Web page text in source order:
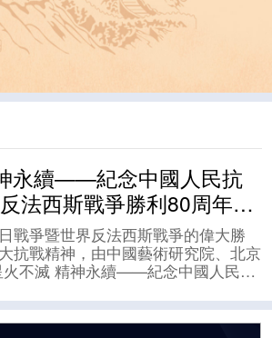
永續——紀念中國人民抗
法西斯戰爭勝利80周年藝
戰爭暨世界反法西斯戰爭的偉大勝
抗戰精神，由中國藝術研究院、北京
火不滅 精神永續——紀念中國人民抗
動人民文化宮（太廟藝術館）隆重開